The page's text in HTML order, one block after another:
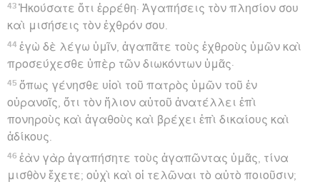
43 Ἠκούσατε ὅτι ἐρρέθη· Ἀγαπήσεις τὸν πλησίον σου
καὶ μισήσεις τὸν ἐχθρόν σου.
44 ἐγὼ δὲ λέγω ὑμῖν, ἀγαπᾶτε τοὺς ἐχθροὺς ὑμῶν καὶ
προσεύχεσθε ὑπὲρ τῶν διωκόντων ὑμᾶς·
45 ὅπως γένησθε υἱοὶ τοῦ πατρὸς ὑμῶν τοῦ ἐν
οὐρανοῖς, ὅτι τὸν ἥλιον αὐτοῦ ἀνατέλλει ἐπὶ
πονηροὺς καὶ ἀγαθοὺς καὶ βρέχει ἐπὶ δικαίους καὶ
ἀδίκους.
46 ἐὰν γὰρ ἀγαπήσητε τοὺς ἀγαπῶντας ὑμᾶς, τίνα
μισθὸν ἔχετε; οὐχὶ καὶ οἱ τελῶναι τὸ αὐτὸ ποιοῦσιν;